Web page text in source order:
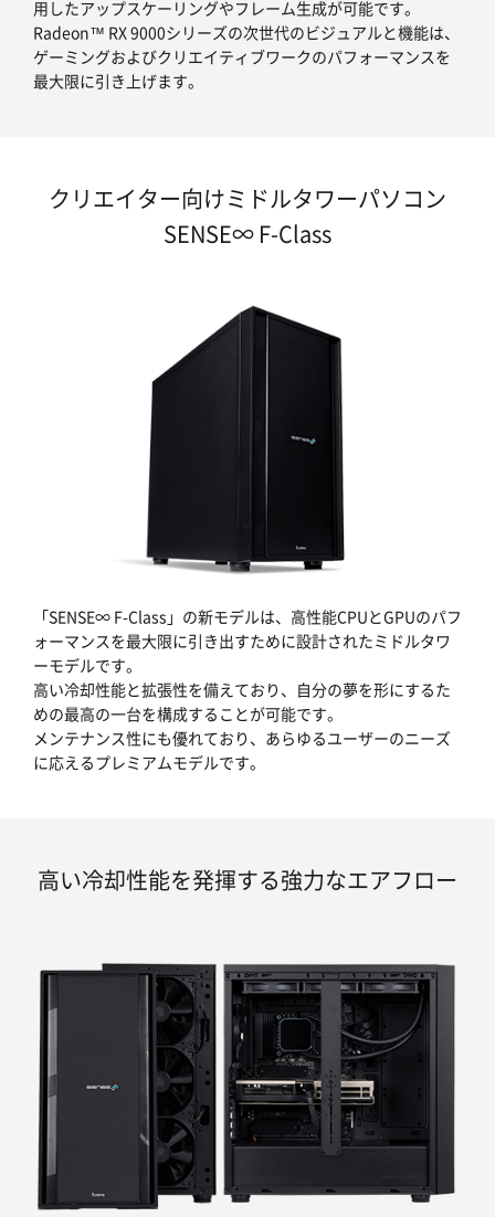
用したアップスケーリングやフレーム生成が可能です。
Radeon™ RX 9000シリーズの次世代のビジュアルと機能は、
ゲーミングおよびクリエイティブワークのパフォーマンスを
最大限に引き上げます。
クリエイター向けミドルタワーパソコン
SENSE∞ F-Class
「SENSE∞ F-Class」の新モデルは、高性能CPUとGPUのパフ
ォーマンスを最大限に引き出すために設計されたミドルタワ
ーモデルです。
高い冷却性能と拡張性を備えており、自分の夢を形にするた
めの最高の一台を構成することが可能です。
メンテナンス性にも優れており、あらゆるユーザーのニーズ
に応えるプレミアムモデルです。
高い冷却性能を発揮する強力なエアフロー